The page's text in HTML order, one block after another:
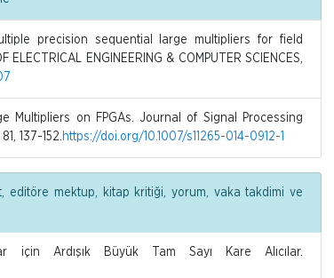
precision sequential large multipliers for field
ENGINEERING & COMPUTER SCIENCES,
Multipliers on FPGAs. Journal of Signal Processing
137-152. https://doi.org/10.1007/s11265-014-0912-1
editöre mektup, kitap kritiği, yorum, vaka takdimi ve
için Ardışık Büyük Tam Sayı Kare Alıcılar.